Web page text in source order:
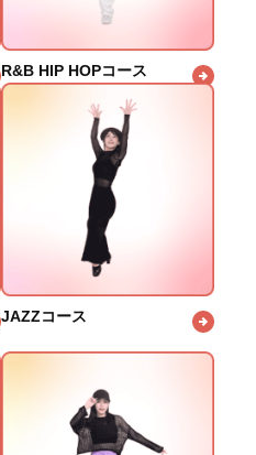
R&B HIP HOPコース
JAZZコース